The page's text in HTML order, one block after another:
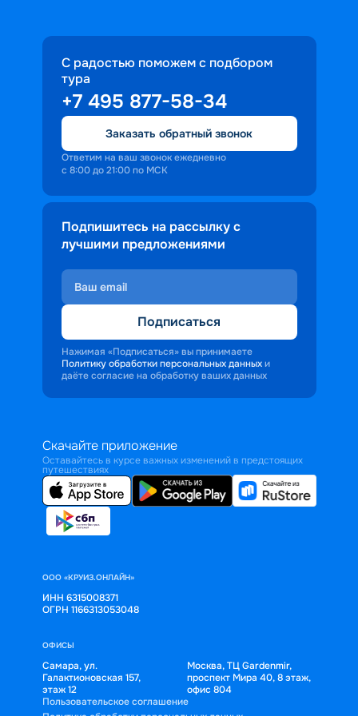
С радостью поможем с подбором
тура
+7 495 877-58-34
Заказать обратный звонок
Ответим на ваш звонок ежедневно
с 8:00 до 21:00 по МСК
Подпишитесь на рассылку с
лучшими предложениями
Подписаться
Нажимая «Подписаться» вы принимаете
Политику обработки персональных данных и
даёте согласие на обработку ваших данных
Скачайте приложение
Оставайтесь в курсе важных изменений в предстоящих
путешествиях
ООО «КРУИЗ.ОНЛАЙН»
ИНН 6315008371
ОГРН 1166313053048
ОФИСЫ
Самара, ул.
Галактионовская 157,
этаж 12
Москва, ТЦ Gardenmir,
проспект Мира 40, 8 этаж,
офис 804
Пользовательское соглашение